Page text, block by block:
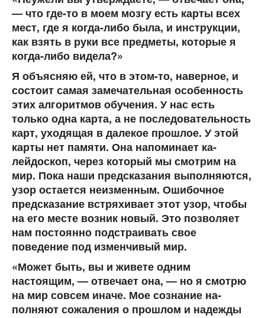
— что где-то в моем мозгу есть карты всех
мест, где я когда-либо была, и инст­рукции,
как взять в руки все предметы, которые я
когда-либо видела?»
Я объясняю ей, что в этом-то, наверное, и
состоит самая за­мечательная особенность
этих алгоритмов обучения. У нас есть
только одна карта, а не последовательность
карт, уходящая в далекое прошлое. У этой
карты нет памяти. Она напоминает ка­
лейдоскоп, через который мы смотрим на
мир. Пока наши предсказания выполняются,
узор остается неизменным. Оши­бочное
предсказание встряхивает этот узор, чтобы
на его мес­те возник новый. Это позволяет
нам постоянно подстраивать свое
поведение под изменчивый мир.
«Может быть, вы и живете одним
настоящим, — отвечает она, — но я смотрю
на мир совсем иначе. Мое сознание на­
полняют сожаления о прошлом и надежды